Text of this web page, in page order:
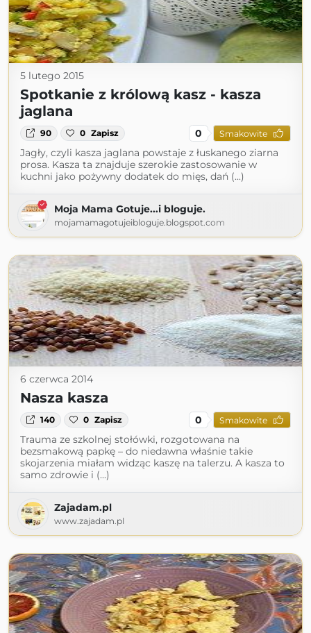
5 lutego 2015
Spotkanie z królową kasz - kasza
jaglana
90 0 Zapisz 0 Smakowite
Jagły, czyli kasza jaglana powstaje z łuskanego ziarna
prosa. Kasza ta znajduje szerokie zastosowanie w
kuchni jako pożywny dodatek do mięs, dań (...)
Moja Mama Gotuje...i bloguje.
mojamamagotujeibloguje.blogspot.com
6 czerwca 2014
Nasza kasza
140 0 Zapisz 0 Smakowite
Trauma ze szkolnej stołówki, rozgotowana na
bezsmakową papkę – do niedawna właśnie takie
skojarzenia miałam widząc kaszę na talerzu. A kasza to
samo zdrowie i (...)
Zajadam.pl
www.zajadam.pl